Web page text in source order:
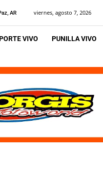
AR viernes, agosto 7, 2026
VIVO PUNILLA VIVO